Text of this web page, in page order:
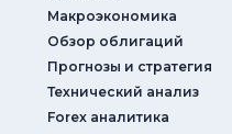
Макроэкономика
Обзор облигаций
Прогнозы и стратегия
Технический анализ
Forex аналитика